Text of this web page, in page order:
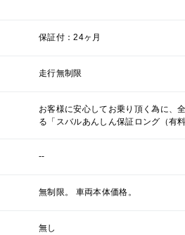
保証付：24ヶ月
走行無制限
お客様に安心してお乗り頂く為に、
る「スバルあんしん保証ロング（有
--
無制限。 車両本体価格。
無し